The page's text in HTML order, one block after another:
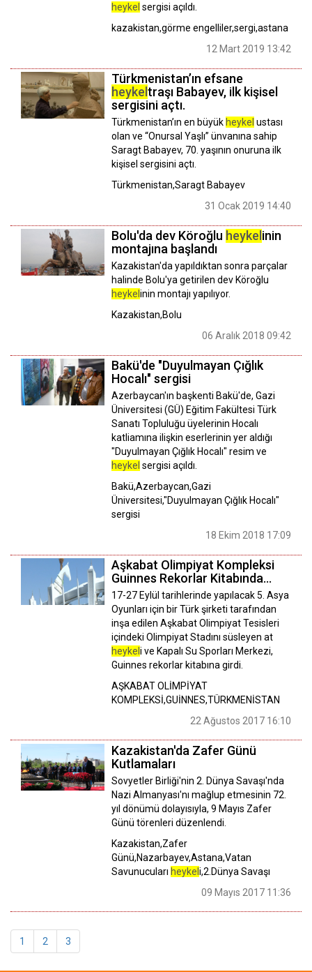
heykel sergisi açıldı.
kazakistan,görme engelliler,sergi,astana
12 Mart 2019 13:42
Türkmenistan’ın efsane
heykel traşı Babayev, ilk kişisel
sergisini açtı.
Türkmenistan’ın en büyük heykel ustası
olan ve “Onursal Yaşlı” ünvanına sahip
Saragt Babayev, 70. yaşının onuruna ilk
kişisel sergisini açtı.
Türkmenistan,Saragt Babayev
31 Ocak 2019 14:40
Bolu'da dev Köroğlu heykel inin
montajına başlandı
Kazakistan'da yapıldıktan sonra parçalar
halinde Bolu'ya getirilen dev Köroğlu
heykel inin montajı yapılıyor.
Kazakistan,Bolu
06 Aralık 2018 09:42
Bakü'de "Duyulmayan Çığlık
Hocalı" sergisi
Azerbaycan'ın başkenti Bakü'de, Gazi
Üniversitesi (GÜ) Eğitim Fakültesi Türk
Sanatı Topluluğu üyelerinin Hocalı
katliamına ilişkin eserlerinin yer aldığı
"Duyulmayan Çığlık Hocalı" resim ve
heykel sergisi açıldı.
Bakü,Azerbaycan,Gazi
Üniversitesi,"Duyulmayan Çığlık Hocalı"
sergisi
18 Ekim 2018 17:09
Aşkabat Olimpiyat Kompleksi
Guinnes Rekorlar Kitabında…
17-27 Eylül tarihlerinde yapılacak 5. Asya
Oyunları için bir Türk şirketi tarafından
inşa edilen Aşkabat Olimpiyat Tesisleri
içindeki Olimpiyat Stadını süsleyen at
heykel i ve Kapalı Su Sporları Merkezi,
Guinnes rekorlar kitabına girdi.
AŞKABAT OLİMPİYAT
KOMPLEKSİ,GUİNNES,TÜRKMENİSTAN
22 Ağustos 2017 16:10
Kazakistan'da Zafer Günü
Kutlamaları
Sovyetler Birliği'nin 2. Dünya Savaşı'nda
Nazi Almanyası'nı mağlup etmesinin 72.
yıl dönümü dolayısıyla, 9 Mayıs Zafer
Günü törenleri düzenlendi.
Kazakistan,Zafer
Günü,Nazarbayev,Astana,Vatan
Savunucuları heykel i,2.Dünya Savaşı
09 Mayıs 2017 11:36
1 2 3